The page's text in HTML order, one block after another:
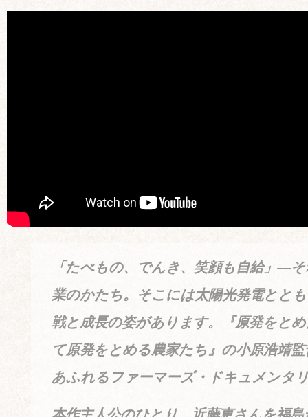
「たべもの、でんき、笑顔も自給」―
業のかたち。そこには太陽光発電とと
戦と成長の姿があります。『原発をと
て原発をとめる農家たち』の小原浩靖
あふれるファーマーズ・ドキュメンタ